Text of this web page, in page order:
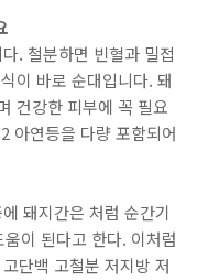
. 철분하면 빈혈과 밀접
이 바로 순대입니다. 돼
건강한 피부에 꼭 필요
아연등을 다량 포함되어
돼지간은 처럼 순간기
이 된다고 한다. 이처럼
단백 고철분 저지방 저